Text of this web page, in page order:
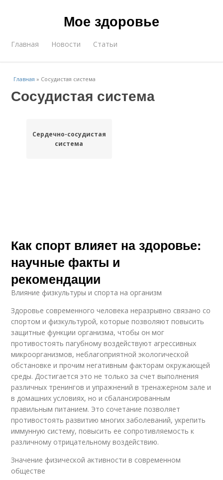
Мое здоровье
Главная Новости Статьи
Главная » Сосудистая система
Сосудистая система
Сердечно-сосудистая
система
Как спорт влияет на здоровье:
научные факты и
рекомендации
Влияние физкультуры и спорта на организм
Здоровье современного человека неразрывно связано со
спортом и физкультурой, которые позволяют повысить
защитные функции организма, чтобы он мог
противостоять пагубному воздействуют агрессивных
микроорганизмов, неблагоприятной экологической
обстановке и прочим негативным факторам окружающей
среды. Достигается это не только за счет выполнения
различных тренингов и упражнений в тренажерном зале и
в домашних условиях, но и сбалансированным
правильным питанием. Это сочетание позволяет
противостоять развитию многих заболеваний, укрепить
иммунную систему, повысить ее сопротивляемость к
различному отрицательному воздействию.
Значение физической активности в современном
обществе